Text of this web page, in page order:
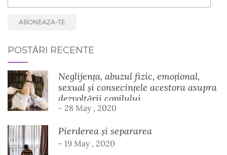
POSTĂRI RECENTE
Neglijența, abuzul fizic, emoțional,
sexual și consecințele acestora asupra
dezvoltării copilului
- 28 May , 2020
Pierderea și separarea
- 19 May , 2020